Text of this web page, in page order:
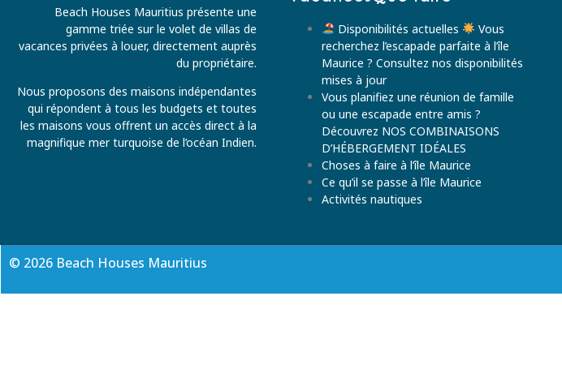
Beach Houses Mauritius présente une
gamme triée sur le volet de villas de
vacances privées à louer, directement auprès
du propriétaire.
Nous proposons des maisons indépendantes
qui répondent à tous les budgets et toutes
les maisons vous offrent un accès direct à la
magnifique mer turquoise de l’océan Indien.
Disponibilités actuelles
Vous
recherchez l’escapade parfaite à l’île
Maurice ? Consultez nos disponibilités
mises à jour
Vous planifiez une réunion de famille
ou une escapade entre amis ?
Découvrez NOS COMBINAISONS
D’HÉBERGEMENT IDÉALES
Choses à faire à l’île Maurice
Ce qu’il se passe à l’île Maurice
Activités nautiques
© 2026 Beach Houses Mauritius